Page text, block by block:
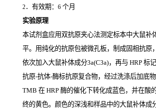
2．有效期： 6 个月
实验原理
本试剂盒应用双抗原夹心法测定标本中大鼠补
平。用纯化的抗原包被微孔板，制成固相抗原
依次加入大鼠补体成分3a(C3a)，再与 HRP 标
抗原-抗体-酶标抗原复合物，经过洗涤后加底物
TMB 在 HRP 酶的催化下转化成蓝色，并在酸
终的黄色。颜色的深浅和样品中的大鼠补体成